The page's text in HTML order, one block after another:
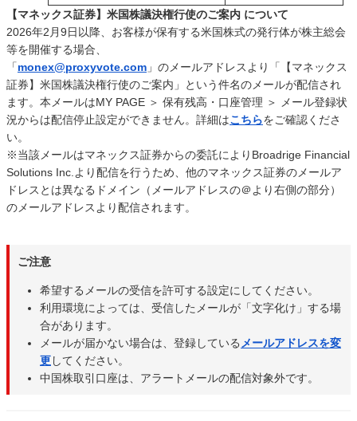
【マネックス証券】米国株議決権行使のご案内 について
2026年2月9日以降、お客様が保有する米国株式の発行体が株主総会
等を開催する場合、
「monex@proxyvote.com 」のメールアドレスより「【マネックス
証券】米国株議決権行使のご案内」という件名のメールが配信され
ます。本メールはMY PAGE ＞ 保有残高・口座管理 ＞ メール登録状
況からは配信停止設定ができません。詳細はこちらをご確認くださ
い。
※当該メールはマネックス証券からの委託によりBroadrige Financial
Solutions Inc.より配信を行うため、他のマネックス証券のメールア
ドレスとは異なるドメイン（メールアドレスの＠より右側の部分）
のメールアドレスより配信されます。
ご注意
希望するメールの受信を許可する設定にしてください。
利用環境によっては、受信したメールが「文字化け」する場
合があります。
メールが届かない場合は、登録している メールアドレスを変
更してください。
中国株取引口座は、アラートメールの配信対象外です。